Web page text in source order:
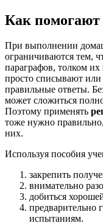
Как
При выполнении
ограничиваются тем,
параграфов, толком
просто списывают
правильные ответы.
может сложиться
Поэтому применять
тоже нужно
них.
Используя пособия
закрепить
внимательно
добиться
предварительно
испытаниям.